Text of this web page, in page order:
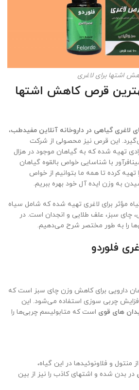
اشتها برای لاغری
قرص کاهش اشتها
لاغری گیاهی در داروخانه آنلاین مفیدطب،
این قرص نیز محصولی از شرکت
تهیه شده که به گیاهان موجود در هزال
با شناسایی خواص بالقوه گیاهان
تهیه کرده تا همه ما بتوانیم از خواص
به وزن ایده آل خود بهره ببریم.
ترکیب ۶ گیاه مؤثر برای لاغری تهیه شده که شامل سیاه
چای سبز، علف طلایی و انجدان است. در
را به طور مختصر شرح می‌دهیم.
فلوردو
دارویی برای کاهش وزن چای سبز است که
افزایش چربی سوزی استفاده می‌شود. این
های قوی است که متابولیسم چربی‌ها را
و فلاونوئیدها در این گیاه،
در بدن شده و اشتهای کاذب را نیز از بین